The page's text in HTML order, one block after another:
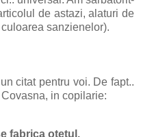
de astazi, alaturi de
sanzienelor).
citat pentru voi. De fapt..
in copilarie:
fabrica otetul.